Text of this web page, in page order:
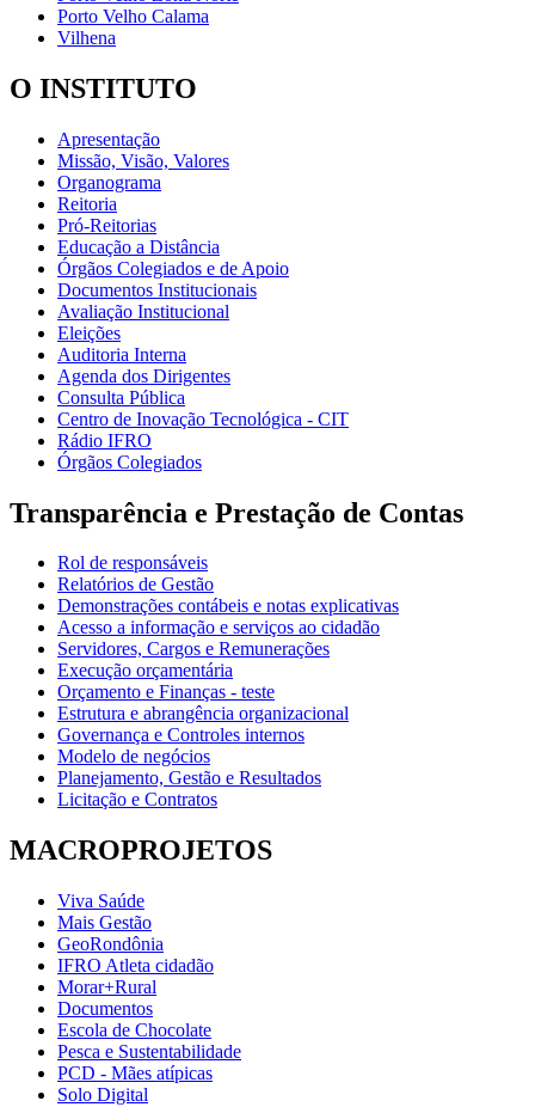
Porto Velho Calama
Vilhena
O INSTITUTO
Apresentação
Missão, Visão, Valores
Organograma
Reitoria
Pró-Reitorias
Educação a Distância
Órgãos Colegiados e de Apoio
Documentos Institucionais
Avaliação Institucional
Eleições
Auditoria Interna
Agenda dos Dirigentes
Consulta Pública
Centro de Inovação Tecnológica - CIT
Rádio IFRO
Órgãos Colegiados
Transparência e Prestação de Contas
Rol de responsáveis
Relatórios de Gestão
Demonstrações contábeis e notas explicativas
Acesso a informação e serviços ao cidadão
Servidores, Cargos e Remunerações
Execução orçamentária
Orçamento e Finanças - teste
Estrutura e abrangência organizacional
Governança e Controles internos
Modelo de negócios
Planejamento, Gestão e Resultados
Licitação e Contratos
MACROPROJETOS
Viva Saúde
Mais Gestão
GeoRondônia
IFRO Atleta cidadão
Morar+Rural
Documentos
Escola de Chocolate
Pesca e Sustentabilidade
PCD - Mães atípicas
Solo Digital